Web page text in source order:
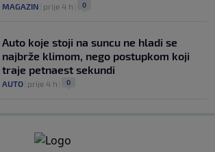
MAGAZIN prije 4 h 0
Auto koje stoji na suncu ne hladi se
najbrže klimom, nego postupkom koji
traje petnaest sekundi
AUTO prije 4 h 0